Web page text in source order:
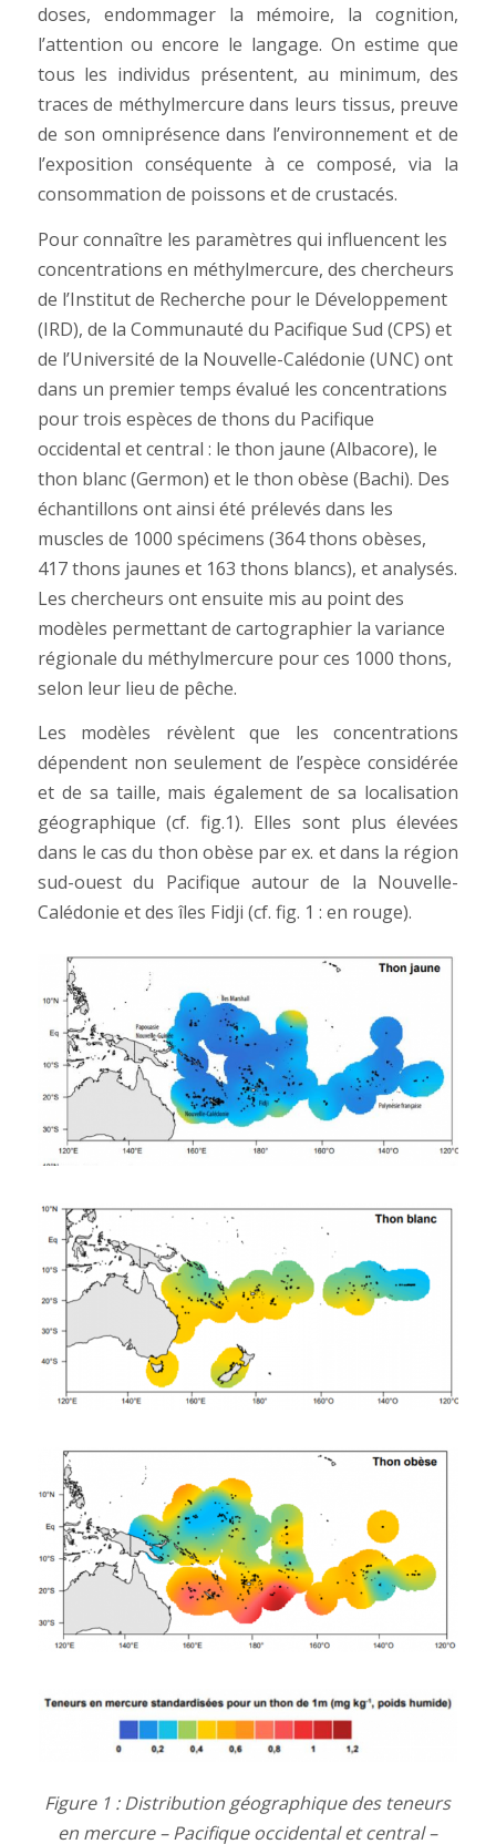
doses, endommager la mémoire, la cognition,
l’attention ou encore le langage. On estime que
tous les individus présentent, au minimum, des
traces de méthylmercure dans leurs tissus, preuve
de son omniprésence dans l’environnement et de
l’exposition conséquente à ce composé, via la
consommation de poissons et de crustacés.
Pour connaître les paramètres qui influencent les
concentrations en méthylmercure, des chercheurs
de l’Institut de Recherche pour le Développement
(IRD), de la Communauté du Pacifique Sud (CPS) et
de l’Université de la Nouvelle-Calédonie (UNC) ont
dans un premier temps évalué les concentrations
pour trois espèces de thons du Pacifique
occidental et central : le thon jaune (Albacore), le
thon blanc (Germon) et le thon obèse (Bachi). Des
échantillons ont ainsi été prélevés dans les
muscles de 1000 spécimens (364 thons obèses,
417 thons jaunes et 163 thons blancs), et analysés.
Les chercheurs ont ensuite mis au point des
modèles permettant de cartographier la variance
régionale du méthylmercure pour ces 1000 thons,
selon leur lieu de pêche.
Les modèles révèlent que les concentrations
dépendent non seulement de l’espèce considérée
et de sa taille, mais également de sa localisation
géographique (cf. fig.1). Elles sont plus élevées
dans le cas du thon obèse par ex. et dans la région
sud-ouest du Pacifique autour de la Nouvelle-
Calédonie et des îles Fidji (cf. fig. 1 : en rouge).
Figure 1 : Distribution géographique des teneurs
en mercure – Pacifique occidental et central –